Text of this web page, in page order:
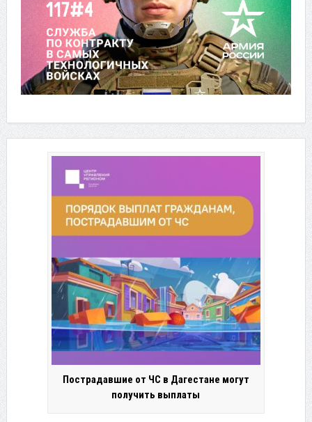
Пострадавшие от ЧС в Дагестане могут
получить выплаты